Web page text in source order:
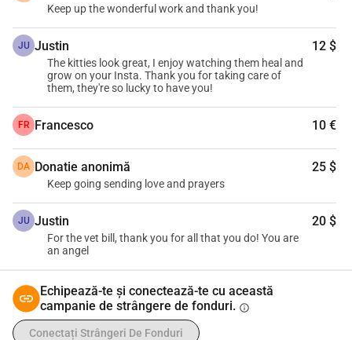
Keep up the wonderful work and thank you!
JU Justin 12 $
The kitties look great, I enjoy watching them heal and
grow on your Insta. Thank you for taking care of
them, they're so lucky to have you!
FR Francesco 10 €
DA Donatie anonimă 25 $
Keep going sending love and prayers
JU Justin 20 $
For the vet bill, thank you for all that you do! You are
an angel
Echipează-te și conectează-te cu această
campanie de strângere de fonduri. info
Conectați Strângeri De Fonduri